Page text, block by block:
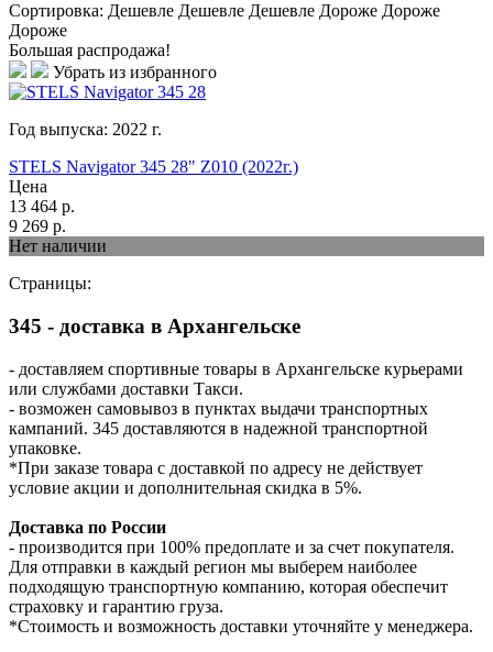
Сортировка: Дешевле Дешевле Дешевле Дороже Дороже
Дороже
Большая распродажа!
Убрать из избранного
Год выпуска: 2022 г.
STELS Navigator 345 28" Z010 (2022г.)
Цена
13 464 р.
9 269 р.
Нет наличии
Страницы:
345 - доставка в Архангельске
- доставляем спортивные товары в Архангельске курьерами
или службами доставки Такси.
- возможен самовывоз в пунктах выдачи транспортных
кампаний. 345 доставляются в надежной транспортной
упаковке.
*При заказе товара с доставкой по адресу не действует
условие акции и дополнительная скидка в 5%.
Доставка по России
- производится при 100% предоплате и за счет покупателя.
Для отправки в каждый регион мы выберем наиболее
подходящую транспортную компанию, которая обеспечит
страховку и гарантию груза.
*Стоимость и возможность доставки уточняйте у менеджера.